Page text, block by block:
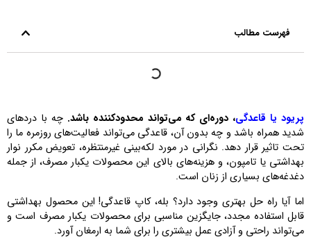
فهرست مطالب
پریود یا قاعدگی، دوره‌ای که می‌تواند محدودکننده باشد.چه با دردهای
شدید همراه باشد و چه بدون آن، قاعدگی می‌تواند فعالیت‌های روزمره ما را
تحت تاثیر قرار دهد. نگرانی در مورد لکه‌بینی غیرمنتظره، تعویض مکرر نوار
بهداشتی یا تامپون، و هزینه‌های بالای این محصولات یکبار مصرف، از جمله
دغدغه‌های بسیاری از زنان است.
اما آیا راه حل بهتری وجود دارد؟ بله، کاپ قاعدگی! این محصول بهداشتی
قابل استفاده مجدد، جایگزین مناسبی برای محصولات یکبار مصرف است و
می‌تواند راحتی و آزادی عمل بیشتری را برای شما به ارمغان آورد.